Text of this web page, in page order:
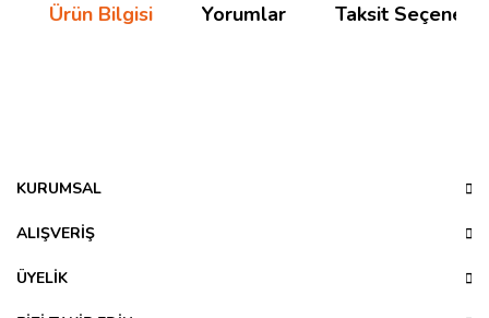
Ürün Bilgisi Yorumlar Taksit
Ürün resmi kalitesiz, bozuk veya görüntülenemiyor.
KURUMSAL
ALIŞVERİŞ
ÜYELİK